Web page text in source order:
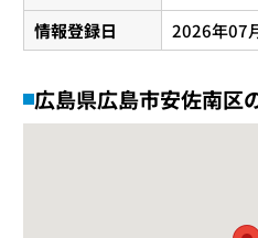
情報登録日
2026年07
広島県広島市安佐南区